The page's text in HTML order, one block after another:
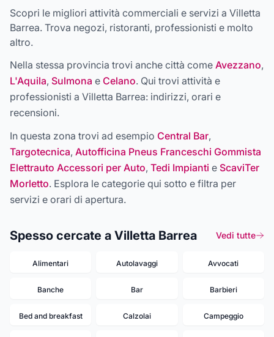
Scopri le migliori attività commerciali e servizi a Villetta
Barrea. Trova negozi, ristoranti, professionisti e molto
altro.
Nella stessa provincia trovi anche città come Avezzano,
L'Aquila, Sulmona e Celano. Qui trovi attività e
professionisti a Villetta Barrea: indirizzi, orari e
recensioni.
In questa zona trovi ad esempio Central Bar,
Targotecnica, Autofficina Pneus Franceschi Gommista
Elettrauto Accessori per Auto, Tedi Impianti e ScaviTer
Morletto. Esplora le categorie qui sotto e filtra per
servizi e orari di apertura.
Spesso cercate a Villetta Barrea Vedi tutte
Alimentari Autolavaggi Avvocati
Banche Bar Barbieri
Bed and breakfast Calzolai Campeggio